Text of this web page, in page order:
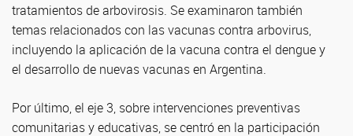
tratamientos de arbovirosis. Se examinaron también
temas relacionados con las vacunas contra arbovirus,
incluyendo la aplicación de la vacuna contra el dengue y
el desarrollo de nuevas vacunas en Argentina.
Por último, el eje 3, sobre intervenciones preventivas
comunitarias y educativas, se centró en la participación